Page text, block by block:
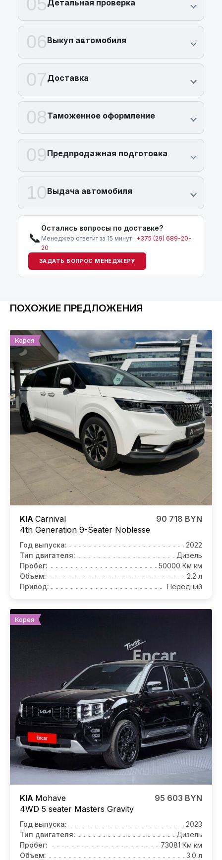
05Детальная проверка
06Выкуп автомобиля
07Доставка
08Таможенное оформление
09Предпродажная подготовка
10Выдача автомобиля
📞
Остались вопросы по доставке?
Менеджер ответит за 15 минут · +375 (29) 689-20-
20
ЗАДАТЬ ВОПРОС МЕНЕДЖЕРУ
ПОХОЖИЕ ПРЕДЛОЖЕНИЯ
Корея
KIA Carnival
4th Generation 9-Seater Noblesse
90 718 BYN
Год выпуска:
2022
Тип двигателя:
Дизель
Пробег:
50000 Км км
Объем:
2.2 л
Привод:
Передний
Корея
KIA Mohave
4WD 5 seater Masters Gravity
95 603 BYN
Год выпуска:
2023
Тип двигателя:
Дизель
Пробег:
73081 Км км
Объем:
3.0 л